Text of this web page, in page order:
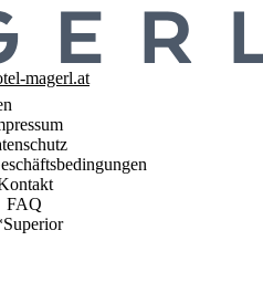
buchen
***Superior
18
Gmunden
magerl.at
FAQ